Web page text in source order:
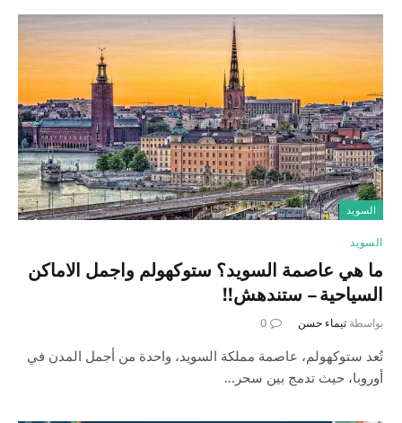
السويد
السويد
ما هي عاصمة السويد؟ ستوكهولم واجمل الاماكن
السياحية – ستندهش!!
بواسطة تيماء حسن 0
تُعد ستوكهولم، عاصمة مملكة السويد، واحدة من أجمل المدن في
أوروبا، حيث تدمج بين سحر…